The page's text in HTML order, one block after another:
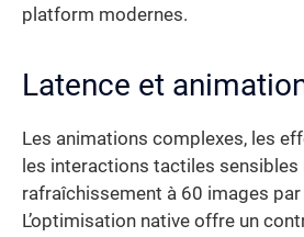
platform modernes.
Latence et
Les animations complexes, les
les interactions tactiles sensibles
rafraîchissement à 60 images
L’optimisation native offre un